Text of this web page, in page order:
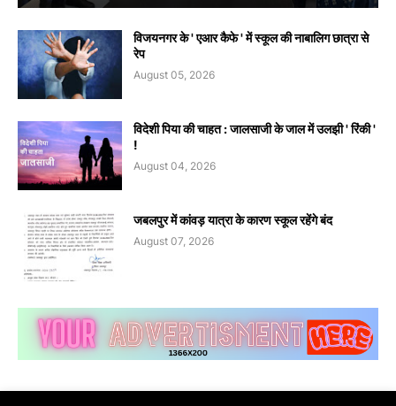
विजयनगर के ' एआर कैफे ' में स्कूल की नाबालिग छात्रा से
रेप
August 05, 2026
विदेशी पिया की चाहत : जालसाजी के जाल में उलझी ' रिंकी '
!
August 04, 2026
जबलपुर में कांवड़ यात्रा के कारण स्कूल रहेंगे बंद
August 07, 2026